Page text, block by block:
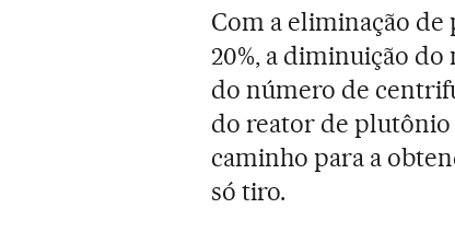
Com a eliminação
20%, a diminuição
do número de
do reator de plutônio
caminho para a
só tiro.